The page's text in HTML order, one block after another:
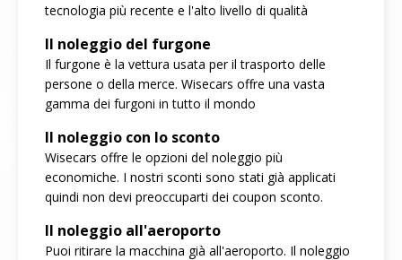
tecnologia più recente e l'alto livello di qualità
Il noleggio del furgone
Il furgone è la vettura usata per il trasporto delle
persone o della merce. Wisecars offre una vasta
gamma dei furgoni in tutto il mondo
Il noleggio con lo sconto
Wisecars offre le opzioni del noleggio più
economiche. I nostri sconti sono stati già applicati
quindi non devi preoccuparti dei coupon sconto.
Il noleggio all'aeroporto
Puoi ritirare la macchina già all'aeroporto. Il noleggio